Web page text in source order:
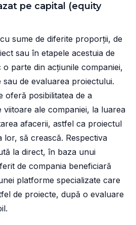
pe capital (equity
sume de diferite proporții, de
sau în etapele acestuia de
parte din acțiunile companiei,
de evaluarea proiectului.
oferă posibilitatea de a
ale companiei, la luarea
afacerii, astfel ca proiectul
lor, să crească. Respectiva
la direct, în baza unui
de compania beneficiară
platforme specializate care
de proiecte, după o evaluare